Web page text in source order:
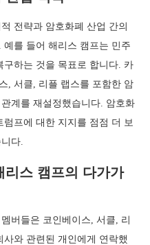
전략과 암호화폐 산업 간의
를 들어 해리스 캠프는 민주
하는 것을 목표로 합니다. 카
, 서클, 리플 랩스를 포함한 암
계를 재설정했습니다. 암호화
프에 대한 지지를 점점 더 보
다.
리스 캠프의 다가가
버들은 코인베이스, 서클, 리
와 관련된 개인에게 연락했